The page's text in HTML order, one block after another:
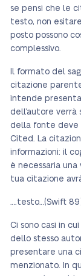
se pensi che le
testo, non
posto possono
complessivo.
Il formato del
citazione
intende
dell’autore
della fonte deve
Cited. La
informazioni: il
è necessaria
tua citazione
….testo…(Swift
Ci sono casi in
dello stesso
presentare una
menzionato. In